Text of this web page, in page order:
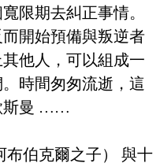
限期去糾正事情。
開始預備與叛逆者
他人，可以組成一
時間匆匆流逝，這
斯曼 ……
布伯克爾之子） 與十